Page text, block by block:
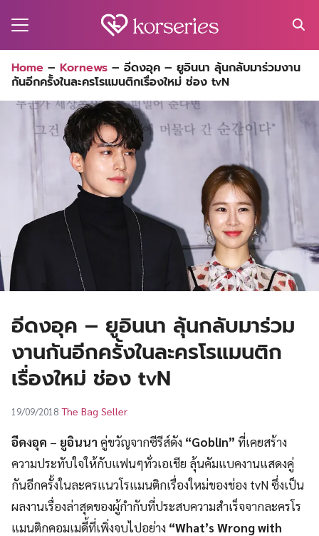
for:
Home – Kornews – อีดงอุค – ยูอินนา ลุ้นกลับมาร่วมงาน
กันอีกครั้งในละครโรแมนติกเรื่องใหม่ ช่อง tvN
อีดงอุค – ยูอินนา ลุ้นกลับมาร่วม
งานกันอีกครั้งในละครโรแมนติก
เรื่องใหม่ ช่อง tvN
19/09/2018 The Bag Seller
อีดงอุค – ยูอินนาคู่ขวัญจากซีรีส์ดัง “Goblin” ที่เคยสร้าง
ความประทับใจให้กับแฟนๆทั่วเอเชีย ลุ้นคัมแบคงานแสดงคู่
กันอีกครั้งในละครแนวโรแมนติกเรื่องใหม่ของช่อง tvN ซึ่งเป็น
ผลงานเรื่องล่าสุดของผู้กำกับที่ประสบความสำเร็จจากละครโร
แมนติกคอมเมดี้ที่เพิ่งจบไปอย่าง “What’s Wrong with